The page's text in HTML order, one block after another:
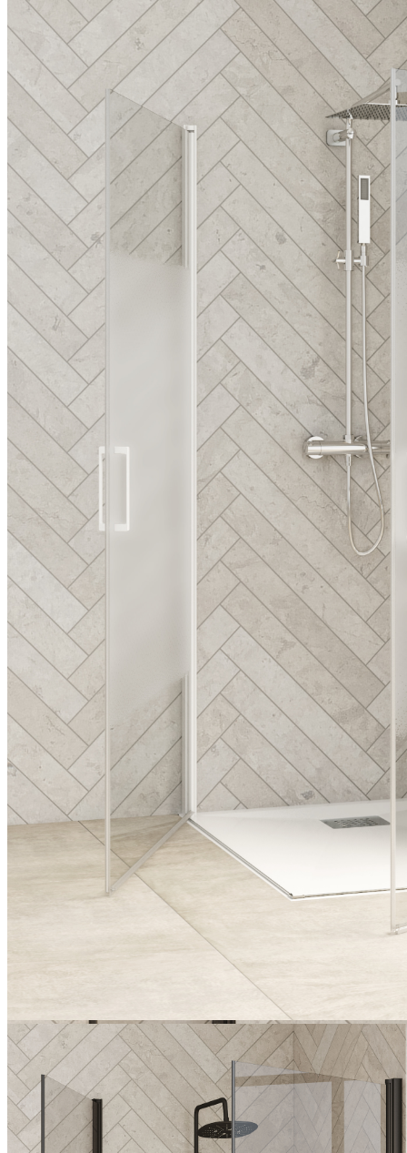
Kinedo Smart Design portes battantes pour accès d'angle, chrome -
avec verre Cosmos
1 / 2
Smart Design
Smart Design A/P, cadre partiel